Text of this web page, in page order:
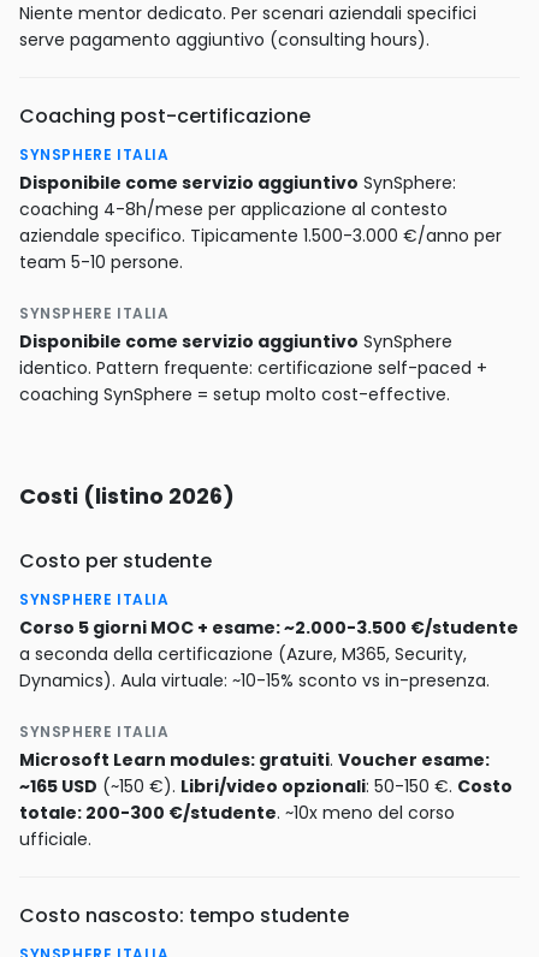
Niente mentor dedicato. Per scenari aziendali specifici
serve pagamento aggiuntivo (consulting hours).
Coaching post-certificazione
SYNSPHERE ITALIA
Disponibile come servizio aggiuntivo SynSphere:
coaching 4-8h/mese per applicazione al contesto
aziendale specifico. Tipicamente 1.500-3.000 €/anno per
team 5-10 persone.
SYNSPHERE ITALIA
Disponibile come servizio aggiuntivo SynSphere
identico. Pattern frequente: certificazione self-paced +
coaching SynSphere = setup molto cost-effective.
Costi (listino 2026)
Costo per studente
SYNSPHERE ITALIA
Corso 5 giorni MOC + esame: ~2.000-3.500 €/studente
a seconda della certificazione (Azure, M365, Security,
Dynamics). Aula virtuale: ~10-15% sconto vs in-presenza.
SYNSPHERE ITALIA
Microsoft Learn modules: gratuiti. Voucher esame:
~165 USD (~150 €). Libri/video opzionali: 50-150 €. Costo
totale: 200-300 €/studente. ~10x meno del corso
ufficiale.
Costo nascosto: tempo studente